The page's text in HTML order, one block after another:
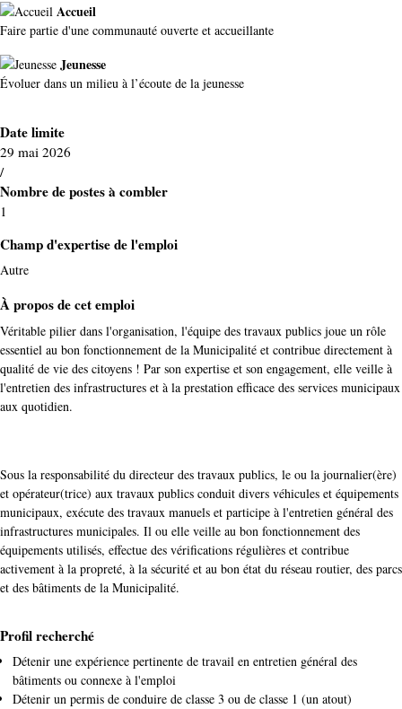
Accueil
Faire partie d'une communauté ouverte et accueillante
Jeunesse
Évoluer dans un milieu à l’écoute de la jeunesse
Date limite
29 mai 2026
/
Nombre de postes à combler
1
Champ d'expertise de l'emploi
Autre
À propos de cet emploi
Véritable pilier dans l'organisation, l'équipe des travaux publics joue un rôle
essentiel au bon fonctionnement de la Municipalité et contribue directement à
qualité de vie des citoyens ! Par son expertise et son engagement, elle veille à
l'entretien des infrastructures et à la prestation efficace des services municipaux
aux quotidien.
Sous la responsabilité du directeur des travaux publics, le ou la journalier(ère)
et opérateur(trice) aux travaux publics conduit divers véhicules et équipements
municipaux, exécute des travaux manuels et participe à l'entretien général des
infrastructures municipales. Il ou elle veille au bon fonctionnement des
équipements utilisés, effectue des vérifications régulières et contribue
activement à la propreté, à la sécurité et au bon état du réseau routier, des parcs
et des bâtiments de la Municipalité.
Profil recherché
Détenir une expérience pertinente de travail en entretien général des
bâtiments ou connexe à l'emploi
Détenir un permis de conduire de classe 3 ou de classe 1 (un atout)